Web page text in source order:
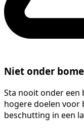
Niet onder
Sta nooit onder een
hogere doelen voor
beschutting in een